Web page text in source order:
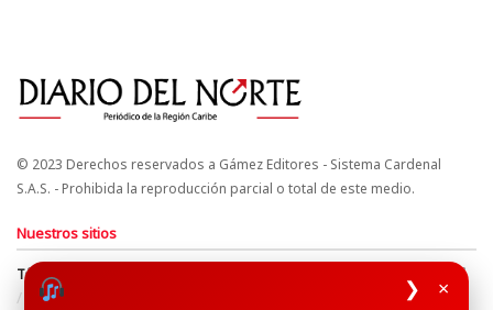
❯ ×
© 2023 Derechos reservados a Gámez Editores - Sistema Cardenal
S.A.S. - Prohibida la reproducción parcial o total de este medio.
Nuestros sitios
Términos y Condiciones
Derechos de Autor y Propiedad Intelectual
Política de uso de cookies
Política de Tratamiento de Datos